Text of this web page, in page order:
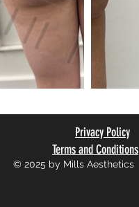
Privacy Policy
Terms and Conditions
© 2025 by Mills Aesthetics